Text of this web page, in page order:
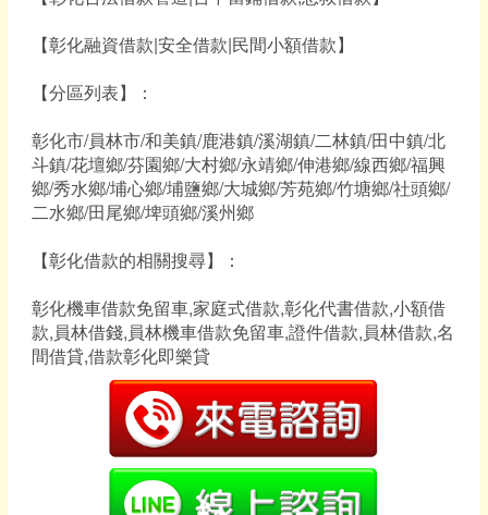
【彰化融資借款|安全借款|民間小額借款】
【分區列表】：
彰化市/員林市/和美鎮/鹿港鎮/溪湖鎮/二林鎮/田中鎮/北
斗鎮/花壇鄉/芬園鄉/大村鄉/永靖鄉/伸港鄉/線西鄉/福興
鄉/秀水鄉/埔心鄉/埔鹽鄉/大城鄉/芳苑鄉/竹塘鄉/社頭鄉/
二水鄉/田尾鄉/埤頭鄉/溪州鄉
【彰化借款的相關搜尋】：
彰化機車借款免留車,家庭式借款,彰化代書借款,小額借
款,員林借錢,員林機車借款免留車,證件借款,員林借款,名
間借貸,借款彰化即樂貸